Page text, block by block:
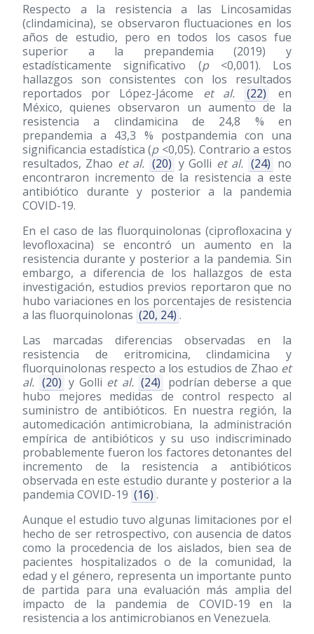
Respecto a la resistencia a las Lincosamidas
(clindamicina), se observaron fluctuaciones en los
años de estudio, pero en todos los casos fue
superior a la prepandemia(2019) y
estadísticamente significativo (p<0,001). Los
hallazgos son consistentes con los resultados
reportados por López-Jácome et al. (22)
en
México, quienes observaron un aumento de la
resistencia a clindamicina de 24,8 % en
prepandemia a 43,3 % postpandemia con una
significancia estadística (p<0,05). Contrario a estos
resultados, Zhao et al. (20) y Golli et al. (24) no
encontraron incremento de la resistencia a este
antibiótico durante y posterior a la pandemia
COVID-19.
En el caso de las fluorquinolonas (ciprofloxacina y
levofloxacina) se encontró un aumento en la
resistencia durante y posterior a la pandemia. Sin
embargo, a diferencia de los hallazgos de esta
investigación, estudios previos reportaron que no
hubo variaciones en los porcentajes de resistencia
a las fluorquinolonas (20, 24) .
Las marcadas diferencias observadas en la
resistencia de eritromicina, clindamicina y
fluorquinolonas respecto a los estudios de Zhao et
al. (20) y Golli et al. (24) podrían deberse a que
hubo mejores medidas de control respecto al
suministro de antibióticos. En nuestra región, la
automedicación antimicrobiana, la administración
empírica de antibióticos y su uso indiscriminado
probablemente fueron los factores detonantes del
incremento de la resistencia a antibióticos
observada en este estudio durante y posterior a la
pandemia COVID-19 (16) .
Aunque el estudio tuvo algunas limitaciones por el
hecho de ser retrospectivo, con ausencia de datos
como la procedencia de los aislados, bien sea de
pacientes hospitalizados o de la comunidad, la
edad y el género, representa un importante punto
de partida para una evaluación más amplia del
impacto de la pandemia de COVID-19 en la
resistencia a los antimicrobianos en Venezuela.